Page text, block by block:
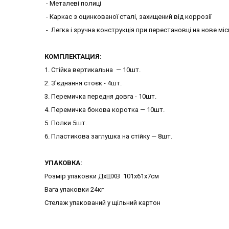
- Металеві полиці
- Каркас з оцинкованої сталі, захищений від коррозії
- Легка і зручна конструкція при перестановці на нове
КОМПЛЕКТАЦИЯ:
1. Стійка вертикальна — 10шт.
2. З'єднання стоєк - 4шт.
3. Перемичка передня довга - 10шт.
4. Перемичка бокова коротка — 10шт.
5. Полки 5шт.
6. Пластикова заглушка на стійку — 8шт.
УПАКОВКА:
Розмір упаковки ДхШХВ 101х61х7см
Вага упаковки 24кг
Стелаж упакований у щільний картон